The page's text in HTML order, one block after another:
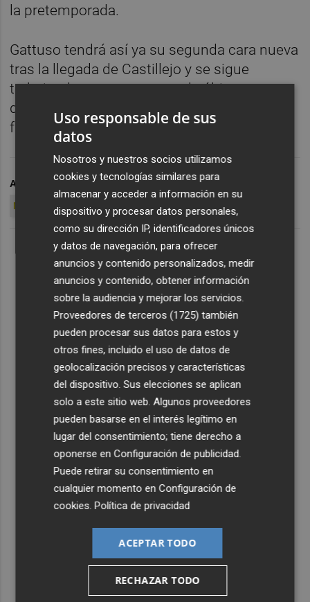
la pretemporada.
Gattuso tendrá así ya su segunda cara nueva
tras la llegada de Castillejo y se sigue
trabajando para que no sea la última antes
del inicio de LaLiga, el próximo 14 de agosto
frente al Girona.
ARCHIVADO EN SAMUEL LINO
VALENCIA CF
MERCADO DE FICHAJES
Uso responsable de sus
datos
Nosotros y nuestros socios utilizamos
cookies y tecnologías similares para
almacenar y acceder a información en su
dispositivo y procesar datos personales,
como su dirección IP, identificadores únicos
y datos de navegación, para ofrecer
anuncios y contenido personalizados, medir
anuncios y contenido, obtener información
sobre la audiencia y mejorar los servicios.
Proveedores de terceros (1725) también
pueden procesar sus datos para estos y
otros fines, incluido el uso de datos de
geolocalización precisos y características
del dispositivo. Sus elecciones se aplican
solo a este sitio web. Algunos proveedores
pueden basarse en el interés legítimo en
lugar del consentimiento; tiene derecho a
oponerse enConfiguración de publicidad.
Puede retirar su consentimiento en
cualquier momento enConfiguración de
cookies.Política de privacidad
ACEPTAR TODO
RECHAZAR TODO